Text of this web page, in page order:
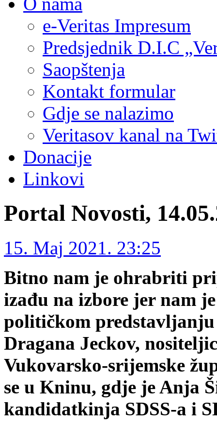
e-Veritas Impresum
Predsjednik D.I.C
Saopštenja
Kontakt formular
Gdje se nalazimo
Veritasov kanal na
Donacije
Linkovi
Portal Novosti,
15. Maj 2021. 23:25
Bitno nam je ohrabriti
izađu na izbore jer nam
političkom
Dragana Jeckov,
Vukovarsko-srijemske
se u Kninu, gdje je Anja
kandidatkinja SDSS-a i